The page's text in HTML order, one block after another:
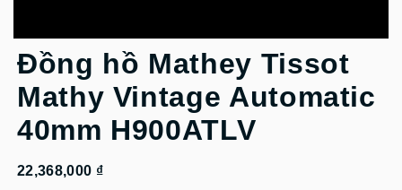
Đồng hồ Mathey Tissot
Mathy Vintage Automatic
40mm H900ATLV
22,368,000 ₫